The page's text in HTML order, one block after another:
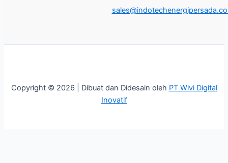
Copyright © 2026 | Dibuat dan Didesain oleh PT Wivi Digital
Inovatif